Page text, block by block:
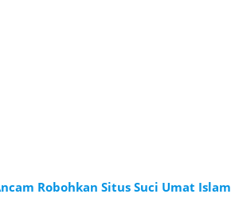
Robohkan Situs Suci Umat Islam